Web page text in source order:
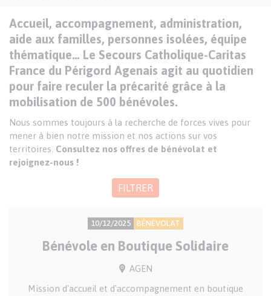
Texte
Accueil, accompagnement, administration,
aide aux familles, personnes isolées, équipe
thématique… Le Secours Catholique-Caritas
France du Périgord Agenais agit au quotidien
pour faire reculer la précarité grâce à la
mobilisation de 500 bénévoles.
Nous sommes toujours à la recherche de forces vives pour
mener à bien notre mission et nos actions sur vos
territoires. Consultez nos offres de bénévolat et
rejoignez-nous !
FILTRER
PRÉCISION
LA
10/12/2025
TYPE
BÉNÉVOLAT
Bénévole en Boutique Solidaire
VILLE(S)
AGEN
Résumé
Mission d'accueil et d'accompagnement en boutique